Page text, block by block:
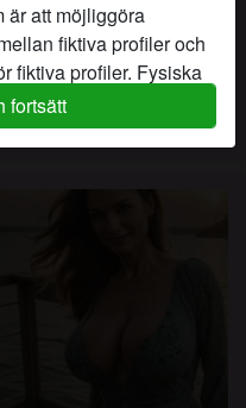
är att möjliggöra
fiktiva profiler och
fiktiva profiler. Fysiska
fiktiva profiler. Riktiga
För att skilja
fortsätt
chat